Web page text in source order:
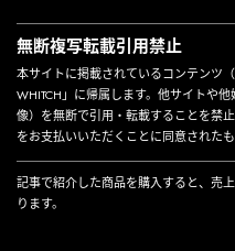
無断複写転載引用禁止
本サイトに掲載されているコンテンツ
WHITCH」に帰属します。他サイトや
像）を無断で引用・転載することを禁
をお支払いいただくことに同意された
記事で紹介した商品を購入すると、売
ります。